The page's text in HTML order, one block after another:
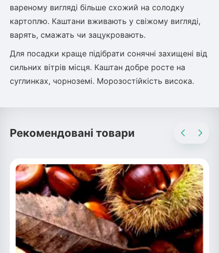
Барвінок
Чемерник (морозник)
Рослини що в'ються
Гліцинія (Вістерія)
Жимолость декоративна
вареному вигляді більше схожий на солодку
картоплю. Каштани вживають у свіжому вигляді,
варять, смажать чи зацукровають.
Для посадки краще підібрати сонячні захищені від
сильних вітрів місця. Каштан добре росте на
суглинках, чорноземі. Морозостійкість висока.
Рекомендовані товари